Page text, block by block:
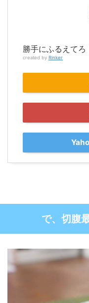
勝手にふるえて
created by Rinker
で、切腹